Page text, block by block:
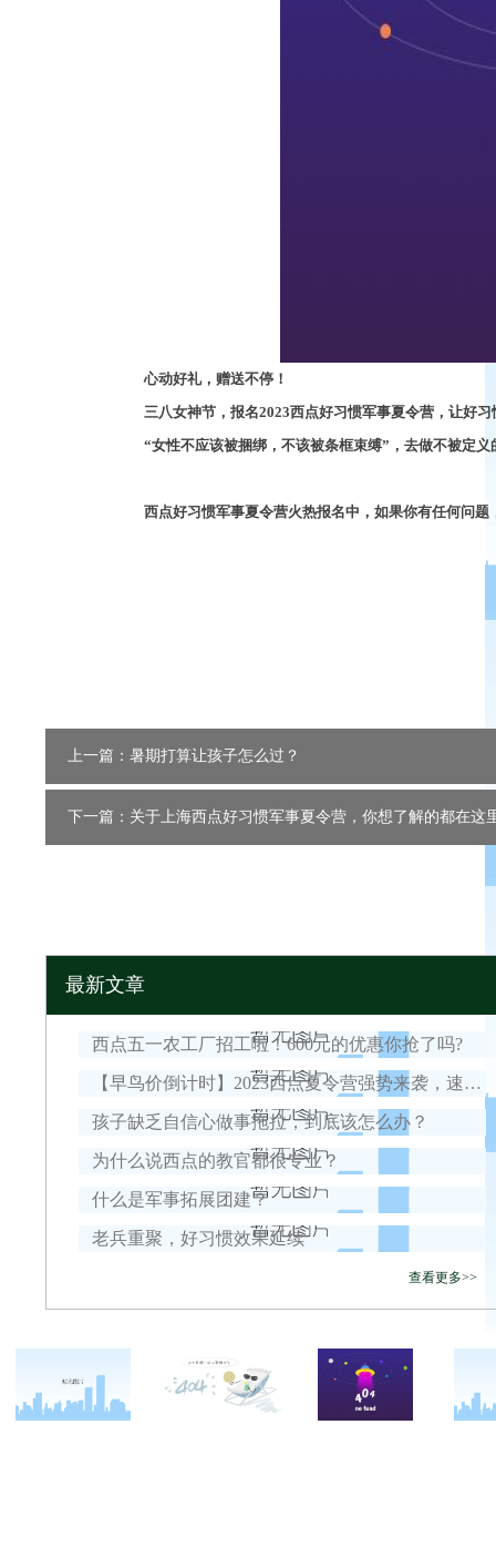
心动好礼，赠送不停！
三八女神节 ， 报名2023西点好习惯军事夏令营 ， 让好习
“女性不应该被捆绑 ， 不该被条框束缚” ， 去做不被定义
西点好习惯军事夏令营火热报名中 ， 如果你有任何问题
上一篇：暑期打算让孩子怎么过？
下一篇：关于上海西点好习惯军事夏令营，你想了解的都在这
最新文章
西点五一农工厂招工啦！600元的优惠你抢了吗?
【早鸟价倒计时】2023西点夏令营强势来袭，速戳开抢早早鸟名额
孩子缺乏自信心做事拖拉，到底该怎么办？
为什么说西点的教官都很专业？
什么是军事拓展团建？
老兵重聚，好习惯效果延续
查看更多>>